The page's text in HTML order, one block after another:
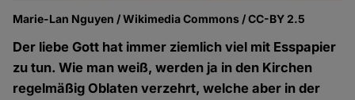
Marie-Lan Nguyen / Wikimedia Commons / CC-BY 2.5
Der liebe Gott hat immer ziemlich viel mit Esspapier
zu tun. Wie man weiß, werden ja in den Kirchen
regelmäßig Oblaten verzehrt, welche aber in der